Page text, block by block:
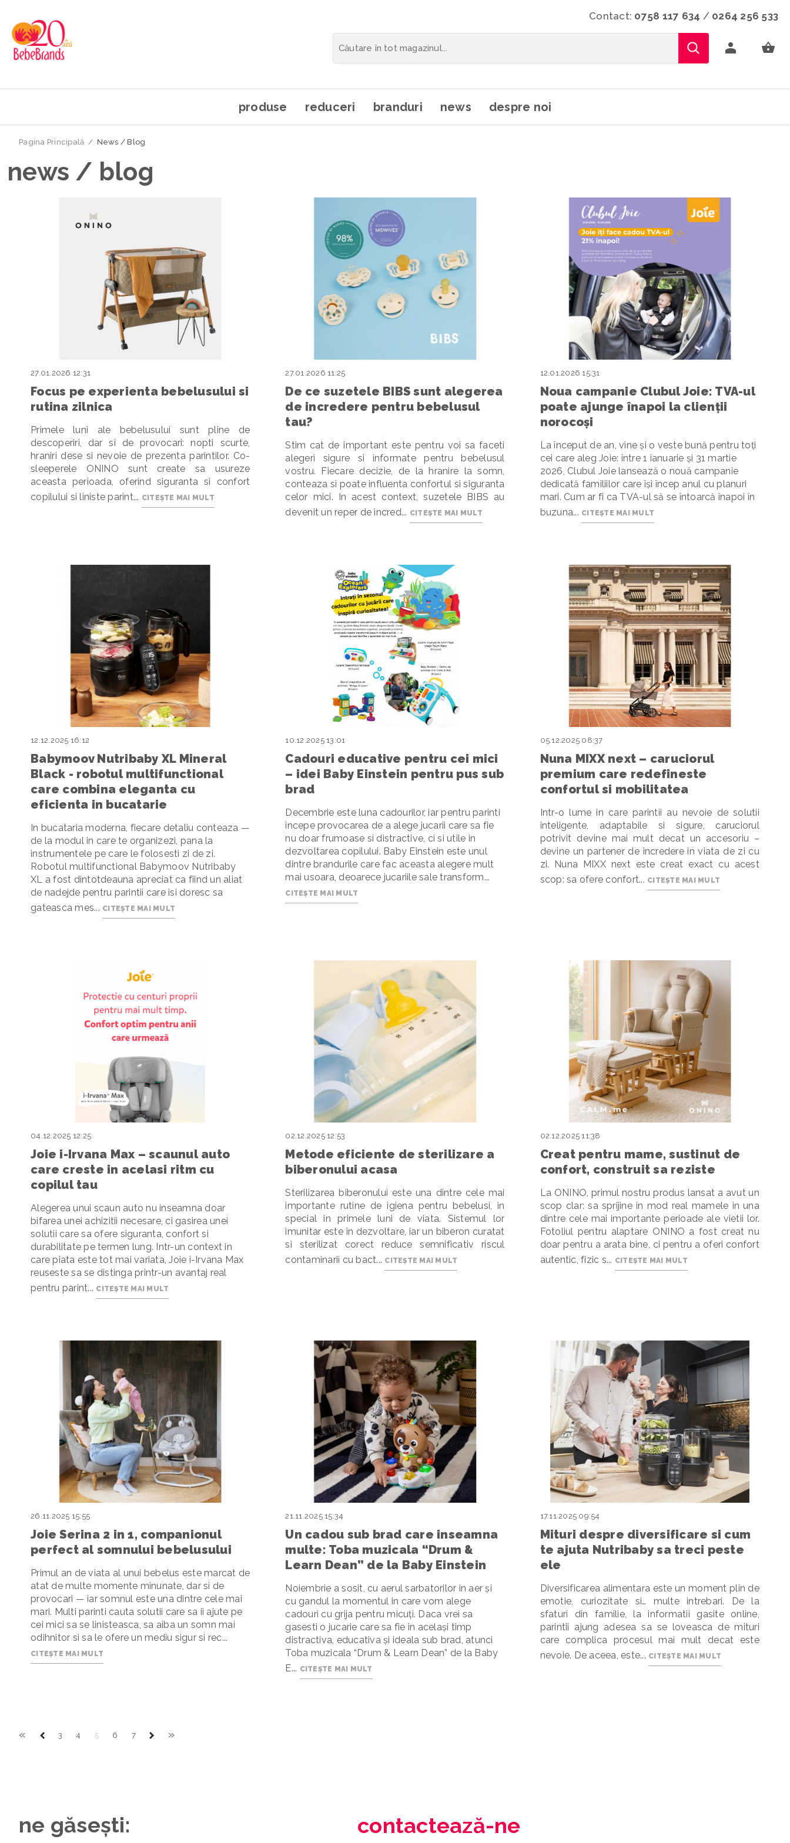
Contact: 0758 117 634 / 0264 256 533
produse reduceri branduri news despre noi
Pagina Principală / News / Blog
news / blog
Focus pe experienta bebelusului si
rutina zilnica
27.01.2026 12:31
Primele luni ale bebelusului sunt pline de
descoperiri, dar si de provocari: nopti scurte,
hraniri dese si nevoie de prezenta parintilor. Co-
sleeperele ONINO sunt create sa usureze
aceasta perioada, oferind siguranta si confort
copilului si liniste parint... CITEȘTE MAI MULT
De ce suzetele BIBS sunt alegerea
de incredere pentru bebelusul
tau?
27.01.2026 11:25
Stim cat de important este pentru voi sa faceti
alegeri sigure si informate pentru bebelusul
vostru. Fiecare decizie, de la hranire la somn,
conteaza si poate influenta confortul si siguranta
celor mici. In acest context, suzetele BIBS au
devenit un reper de incred... CITEȘTE MAI MULT
Noua campanie Clubul Joie: TVA-ul
poate ajunge înapoi la clienții
norocoși
12.01.2026 15:31
La început de an, vine și o veste bună pentru toți
cei care aleg Joie: între 1 ianuarie și 31 martie
2026, Clubul Joie lansează o nouă campanie
dedicată familiilor care își încep anul cu planuri
mari. Cum ar fi ca TVA-ul să se întoarcă înapoi în
buzuna... CITEȘTE MAI MULT
Babymoov Nutribaby XL Mineral
Black - robotul multifunctional
care combina eleganta cu
eficienta in bucatarie
12.12.2025 16:12
In bucataria moderna, fiecare detaliu conteaza —
de la modul in care te organizezi, pana la
instrumentele pe care le folosesti zi de zi.
Robotul multifunctional Babymoov Nutribaby
XL a fost dintotdeauna apreciat ca fiind un aliat
de nadejde pentru parintii care isi doresc sa
gateasca mes... CITEȘTE MAI MULT
Cadouri educative pentru cei mici
– idei Baby Einstein pentru pus sub
brad
10.12.2025 13:01
Decembrie este luna cadourilor, iar pentru parinti
începe provocarea de a alege jucarii care sa fie
nu doar frumoase si distractive, ci si utile in
dezvoltarea copilului. Baby Einstein este unul
dintre brandurile care fac aceasta alegere mult
mai usoara, deoarece jucariile sale transform...
CITEȘTE MAI MULT
Nuna MIXX next – caruciorul
premium care redefineste
confortul si mobilitatea
05.12.2025 08:37
Intr-o lume in care parintii au nevoie de solutii
inteligente, adaptabile si sigure, caruciorul
potrivit devine mai mult decat un accesoriu –
devine un partener de incredere in viata de zi cu
zi. Nuna MIXX next este creat exact cu acest
scop: sa ofere confort... CITEȘTE MAI MULT
Joie i-Irvana Max – scaunul auto
care creste in acelasi ritm cu
copilul tau
04.12.2025 12:25
Alegerea unui scaun auto nu inseamna doar
bifarea unei achizitii necesare, ci gasirea unei
solutii care sa ofere siguranta, confort si
durabilitate pe termen lung. Intr-un context in
care piata este tot mai variata, Joie i-Irvana Max
reuseste sa se distinga printr-un avantaj real
pentru parint... CITEȘTE MAI MULT
Metode eficiente de sterilizare a
biberonului acasa
02.12.2025 12:53
Sterilizarea biberonului este una dintre cele mai
importante rutine de igiena pentru bebelusi, in
special in primele luni de viata. Sistemul lor
imunitar este in dezvoltare, iar un biberon curatat
si sterilizat corect reduce semnificativ riscul
contaminarii cu bact... CITEȘTE MAI MULT
Creat pentru mame, sustinut de
confort, construit sa reziste
02.12.2025 11:38
La ONINO, primul nostru produs lansat a avut un
scop clar: sa sprijine in mod real mamele in una
dintre cele mai importante perioade ale vietii lor.
Fotoliul pentru alaptare ONINO a fost creat nu
doar pentru a arata bine, ci pentru a oferi confort
autentic, fizic s... CITEȘTE MAI MULT
Joie Serina 2 in 1, companionul
perfect al somnului bebelusului
26.11.2025 15:55
Primul an de viata al unui bebelus este marcat de
atat de multe momente minunate, dar si de
provocari — iar somnul este una dintre cele mai
mari. Multi parinti cauta solutii care sa ii ajute pe
cei mici sa se linisteasca, sa aiba un somn mai
odihnitor si sa le ofere un mediu sigur si rec...
CITEȘTE MAI MULT
Un cadou sub brad care inseamna
multe: Toba muzicala “Drum &
Learn Dean” de la Baby Einstein
21.11.2025 15:34
Noiembrie a sosit, cu aerul sarbatorilor in aer şi
cu gandul la momentul in care vom alege
cadouri cu grija pentru micuţi. Daca vrei sa
gasesti o jucarie care sa fie in acelaşi timp
distractiva, educativa şi ideala sub brad, atunci
Toba muzicala “Drum & Learn Dean” de la Baby
E... CITEȘTE MAI MULT
Mituri despre diversificare si cum
te ajuta Nutribaby sa treci peste
ele
17.11.2025 09:54
Diversificarea alimentara este un moment plin de
emotie, curiozitate si… multe intrebari. De la
sfaturi din familie, la informatii gasite online,
parintii ajung adesea sa se loveasca de mituri
care complica procesul mai mult decat este
nevoie. De aceea, este... CITEȘTE MAI MULT
« 3 4 5 6 7 »
ne găsești: contactează-ne